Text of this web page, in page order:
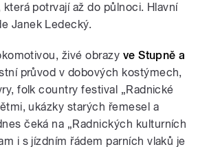
potrvají až do půlnoci. Hlavní
Janek Ledecký.
živé obrazy ve Stupně a
průvod v dobových kostýmech,
folk country festival „Radnické
ukázky starých řemesel a
čeká na „Radnických kulturních
i s jízdním řádem parních vlaků je